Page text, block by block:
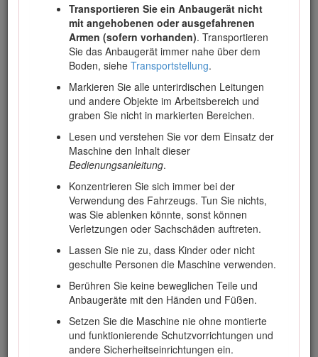
Transportieren Sie ein Anbaugerät nicht
mit angehobenen oder ausgefahrenen
Armen (sofern vorhanden). Transportieren
Sie das Anbaugerät immer nahe über dem
Boden, siehe Transportstellung.
Markieren Sie alle unterirdischen Leitungen
und andere Objekte im Arbeitsbereich und
graben Sie nicht in markierten Bereichen.
Lesen und verstehen Sie vor dem Einsatz der
Maschine den Inhalt dieser
Bedienungsanleitung.
Konzentrieren Sie sich immer bei der
Verwendung des Fahrzeugs. Tun Sie nichts,
was Sie ablenken könnte, sonst können
Verletzungen oder Sachschäden auftreten.
Lassen Sie nie zu, dass Kinder oder nicht
geschulte Personen die Maschine verwenden.
Berühren Sie keine beweglichen Teile und
Anbaugeräte mit den Händen und Füßen.
Setzen Sie die Maschine nie ohne montierte
und funktionierende Schutzvorrichtungen und
andere Sicherheitseinrichtungen ein.
Lesen Sie diese Informationen sorgfältig durch, um sich mit
dem ordnungsgemäßen Einsatz und der Wartung des
Geräts vertraut zu machen und Verletzungen und eine
Beschädigung des Geräts zu vermeiden. Sie tragen die
Verantwortung für einen ordnungsgemäßen und sicheren
Einsatz des Geräts.
Besuchen Sie Toro.com, hinsichtlich Produktsicherheit und
Schulungsunterlagen, Zubehörinformationen, Standort eines
Händlers, oder Registrierung des Produkts.
Wenden Sie sich an Ihren autorisierten Service-
Vertragshändler oder Kundendienst, wenn Sie eine
Serviceleistung, Originalersatzteile von Toro oder zusätzliche
Informationen benötigen. Halten Sie hierfür die Modell- und
Seriennummern Ihres Produkts griffbereit. In Bild1
angegeben, wo an dem Produkt die Modell- und die
Seriennummer angebracht sind. Tragen Sie hier die Modell-
und Seriennummern des Geräts ein.
Important: Scannen Sie mit Ihrem Mobilgerät den QR-
Code auf dem Seriennummernaufkleber (falls
vorhanden), um auf Garantie-, Ersatzteil- oder andere
Produktinformationen zuzugreifen.